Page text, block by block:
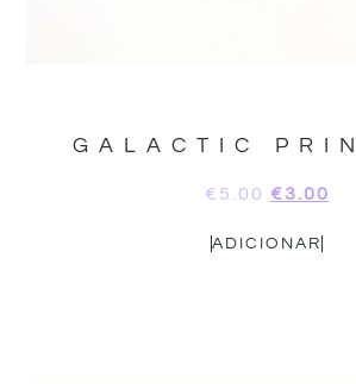
GALACTIC
€ 5.00 €3.00
ADICIONAR